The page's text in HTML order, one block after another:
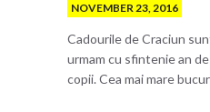
NOVEMBER 23, 2016
Cadourile de Craciun
urmam cu sfintenie an
copii. Cea mai mare